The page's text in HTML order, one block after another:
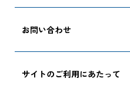
お問い合わせ
サイトのご利用にあたって